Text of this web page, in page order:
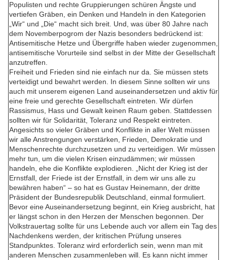
Populisten und rechte Gruppierungen schüren Ängste und
vertiefen Gräben, ein Denken und Handeln in den Kategorien
„Wir“ und „Die“ macht sich breit. Und, was über 80 Jahre nach
dem Novemberpogrom der Nazis besonders bedrückend ist:
Antisemitische Hetze und Übergriffe haben wieder zugenommen,
antisemitische Vorurteile sind selbst in der Mitte der Gesellschaft
anzutreffen.
Freiheit und Frieden sind nie einfach nur da. Sie müssen stets
verteidigt und bewahrt werden. In diesem Sinne sollten wir uns
auch mit unserem eigenen Land auseinandersetzen und aktiv für
eine freie und gerechte Gesellschaft eintreten. Wir dürfen
Rassismus, Hass und Gewalt keinen Raum geben. Stattdessen
sollten wir für Solidarität, Toleranz und Respekt eintreten.
Angesichts so vieler Gräben und Konflikte in aller Welt müssen
wir alle Anstrengungen verstärken, Frieden, Demokratie und
Menschenrechte durchzusetzen und zu verteidigen. Wir müssen
mehr tun, um die vielen Krisen einzudämmen; wir müssen
handeln, ehe die Konflikte explodieren. „Nicht der Krieg ist der
Ernstfall, der Friede ist der Ernstfall, in dem wir uns alle zu
bewähren haben“ – so hat es Gustav Heinemann, der dritte
Präsident der Bundesrepublik Deutschland, einmal formuliert.
Bevor eine Auseinandersetzung beginnt, ein Krieg ausbricht, hat
er längst schon in den Herzen der Menschen begonnen. Der
Volkstrauertag sollte für uns Lebende auch vor allem ein Tag des
Nachdenkens werden, der kritischen Prüfung unseres
Standpunktes. Toleranz wird erforderlich sein, wenn man mit
anderen Menschen zusammenleben will. Es kann nicht immer